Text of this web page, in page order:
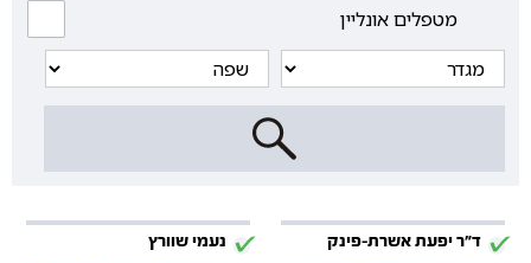
מטפלים אונליין
ד"ר יפעת אשרת-פינק נעמי שוורץ